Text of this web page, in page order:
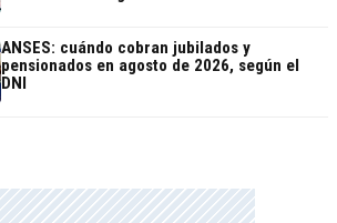
ANSES: cuándo cobran jubilados y
pensionados en agosto de 2026, según el
DNI